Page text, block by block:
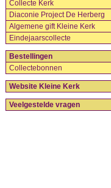
Collecte Kerk
Diaconie Project De Herberg
Algemene gift Kleine Kerk
Eindejaarscollecte
Bestellingen
Collectebonnen
Website Kleine Kerk
Veelgestelde vragen